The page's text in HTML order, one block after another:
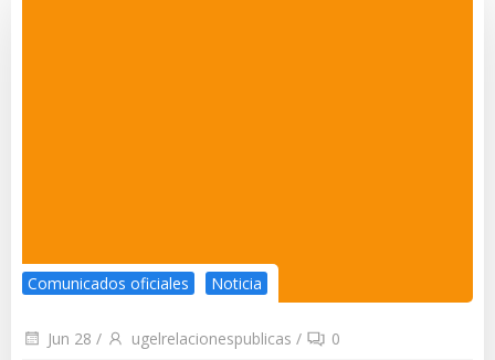
Comunicados oficiales Noticia
Jun 28 / ugelrelacionespublicas / 0